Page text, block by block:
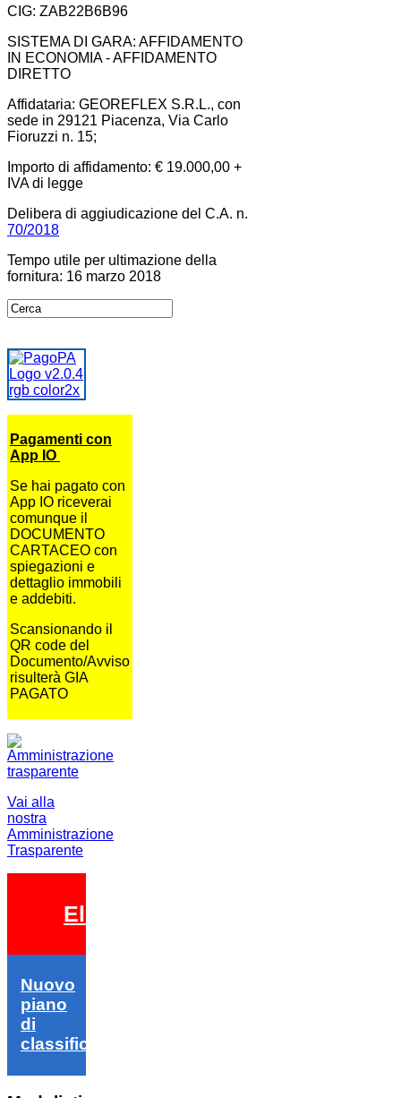
CIG: ZAB22B6B96
SISTEMA DI GARA: AFFIDAMENTO
IN ECONOMIA - AFFIDAMENTO
DIRETTO
Affidataria: GEOREFLEX S.R.L., con
sede in 29121 Piacenza, Via Carlo
Fioruzzi n. 15;
Importo di affidamento: € 19.000,00 +
IVA di legge
Delibera di aggiudicazione del C.A. n.
70/2018
Tempo utile per ultimazione della
fornitura: 16 marzo 2018
Pagamenti con
App IO
Se hai pagato con
App IO riceverai
comunque il
DOCUMENTO
CARTACEO con
spiegazioni e
dettaglio immobili
e addebiti.
Scansionando il
QR code del
Documento/Avviso
risulterà GIA
PAGATO
Vai alla
nostra
Amministrazione
Trasparente
Elezioni 2026
Nuovo
piano
di
classifica